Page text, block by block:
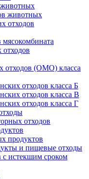
животных
животных
отходов
мясокомбината
отходов (ОМО) класса
отходов класса Б
отходов класса В
отходов класса Г
отходов
продуктов
и пищевые отходы
с истекшим сроком